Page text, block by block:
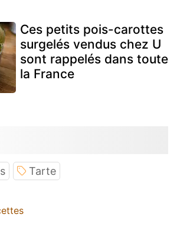
Ces petits pois-carottes
surgelés vendus chez U
sont rappelés dans toute
la France
Tarte